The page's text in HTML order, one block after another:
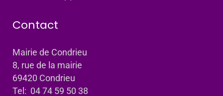
Contact
Mairie de Condrieu
8, rue de la mairie
69420 Condrieu
Tel: 04 74 59 50 38